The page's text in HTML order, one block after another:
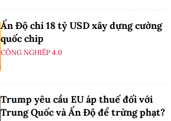
Ấn Độ chi 18 tỷ USD xây dựng cường
quốc chip
CÔNG NGHIỆP 4.0
Trump yêu cầu EU áp thuế đối với
Trung Quốc và Ấn Độ để trừng phạt?